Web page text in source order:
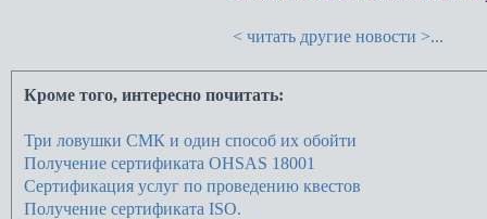
< читать другие новости >...
Кроме того, интересно почитать:
Три ловушки СМК и один способ их обойти
Получение сертификата OHSAS 18001
Сертификация услуг по проведению квестов
Получение сертификата ISO.